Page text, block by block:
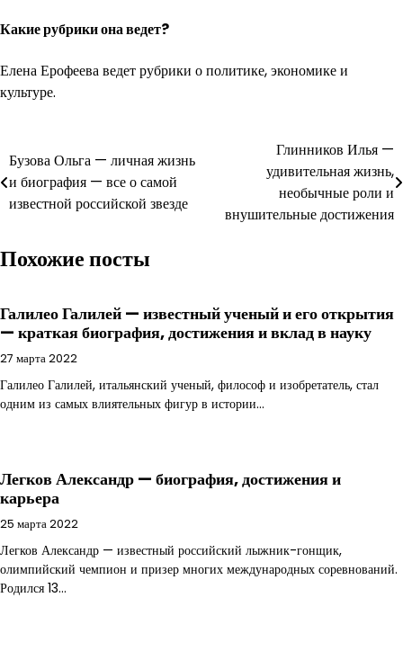
Какие рубрики она ведет?
Елена Ерофеева ведет рубрики о политике, экономике и
культуре.
Навигация
по
записям
Бузова Ольга — личная жизнь
и биография — все о самой
известной российской звезде
Глинников Илья —
удивительная жизнь,
необычные роли и
внушительные достижения
Похожие посты
Галилео Галилей — известный ученый и его открытия
— краткая биография, достижения и вклад в науку
27 марта 2022
Галилео Галилей, итальянский ученый, философ и изобретатель, стал
одним из самых влиятельных фигур в истории…
Легков Александр — биография, достижения и
карьера
25 марта 2022
Легков Александр — известный российский лыжник-гонщик,
олимпийский чемпион и призер многих международных соревнований.
Родился 13…